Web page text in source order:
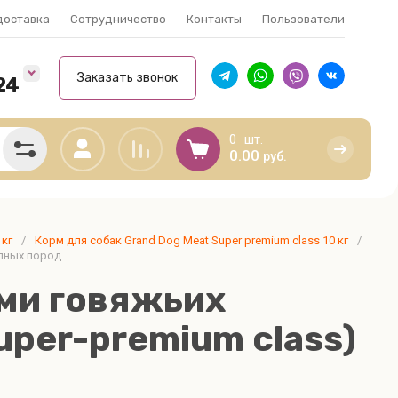
Сотрудничество Контакты Пользователи
Заказать звонок
масла
Масла Живая Сила и Будь Здоров
0
0.00 руб.
/ Корм для собак Grand Dog Meat Super premium class 10 кг
/
пород
говяжьих
premium class)